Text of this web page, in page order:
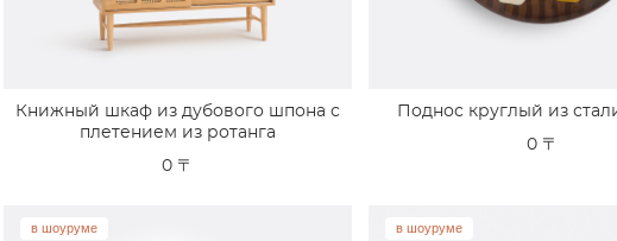
Книжный шкаф из дубового шпона с
плетением из ротанга
0 〒
Поднос круглый из
0 〒
в шоуруме в шоуруме